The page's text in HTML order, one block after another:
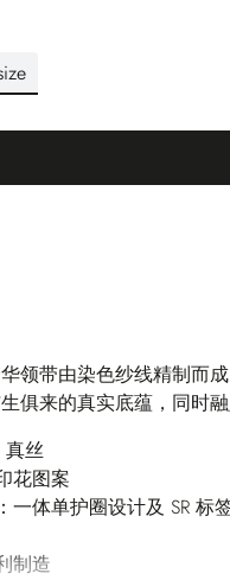
领带由染色纱线精制而成
俱来的真实底蕴，同时
真丝
花图案
一体单护圈设计及 SR 标
制造